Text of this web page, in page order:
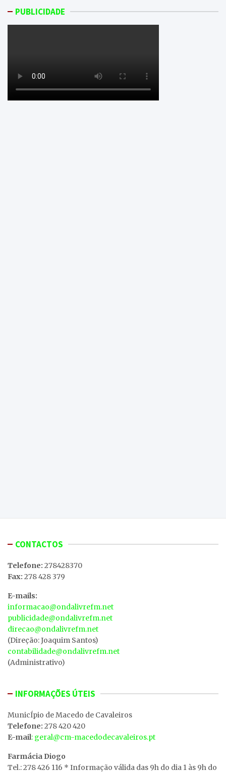
PUBLICIDADE
CONTACTOS
Telefone: 278428370
Fax: 278 428 379
E-mails:
informacao@ondalivrefm.net
publicidade@ondalivrefm.net
direcao@ondalivrefm.net
(Direção: Joaquim Santos)
contabilidade@ondalivrefm.net
(Administrativo)
INFORMAÇÕES ÚTEIS
MunicÍpio de Macedo de Cavaleiros
Telefone: 278 420 420
E-mail: geral@cm-macedodecavaleiros.pt
Farmácia Diogo
Tel.: 278 426 116 * Informação válida das 9h do dia 1 às 9h do